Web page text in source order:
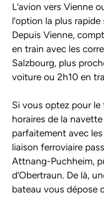
L’avion vers Vienne
l’option la plus
Depuis Vienne,
en train avec les
Salzbourg, plus
voiture ou 2h10 en
Si vous optez pour le
horaires de la
parfaitement avec
liaison ferroviaire
Attnang-Puchheim,
d’Obertraun. De là,
bateau vous dépose